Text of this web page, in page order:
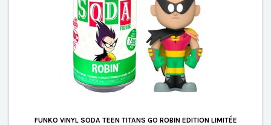
FUNKO VINYL SODA TEEN TITANS GO ROBIN EDITION LIMITÉE